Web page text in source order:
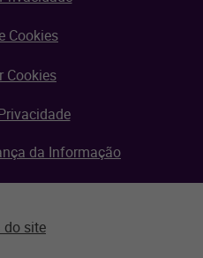
Cookies
Cookies
da Informação
do site